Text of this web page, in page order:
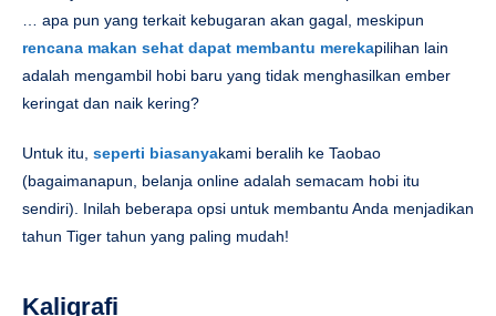
… apa pun yang terkait kebugaran akan gagal, meskipun
rencana makan sehat dapat membantu merekapilihan lain
adalah mengambil hobi baru yang tidak menghasilkan ember
keringat dan naik kering?
Untuk itu, seperti biasanyakami beralih ke Taobao
(bagaimanapun, belanja online adalah semacam hobi itu
sendiri). Inilah beberapa opsi untuk membantu Anda menjadikan
tahun Tiger tahun yang paling mudah!
Kaligrafi